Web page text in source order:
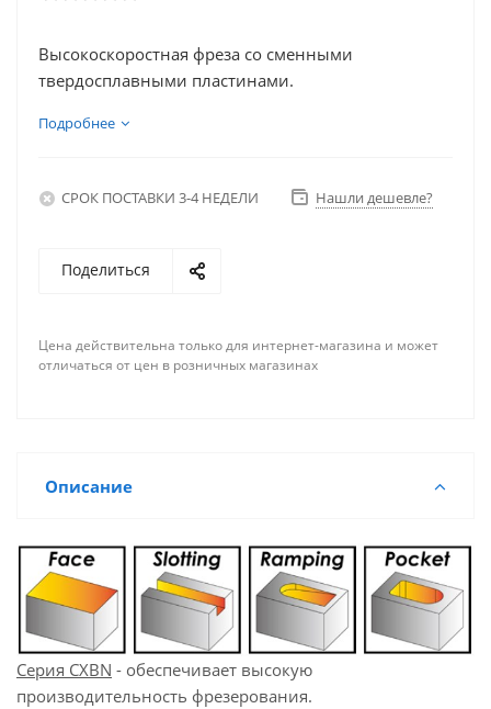
Высокоскоростная фреза со сменными
твердосплавными пластинами.
Подробнее
СРОК ПОСТАВКИ 3-4 НЕДЕЛИ Нашли дешевле?
Поделиться
Цена действительна только для интернет-магазина и может
отличаться от цен в розничных магазинах
Описание
Серия CXBN - обеспечивает высокую
производительность фрезерования.